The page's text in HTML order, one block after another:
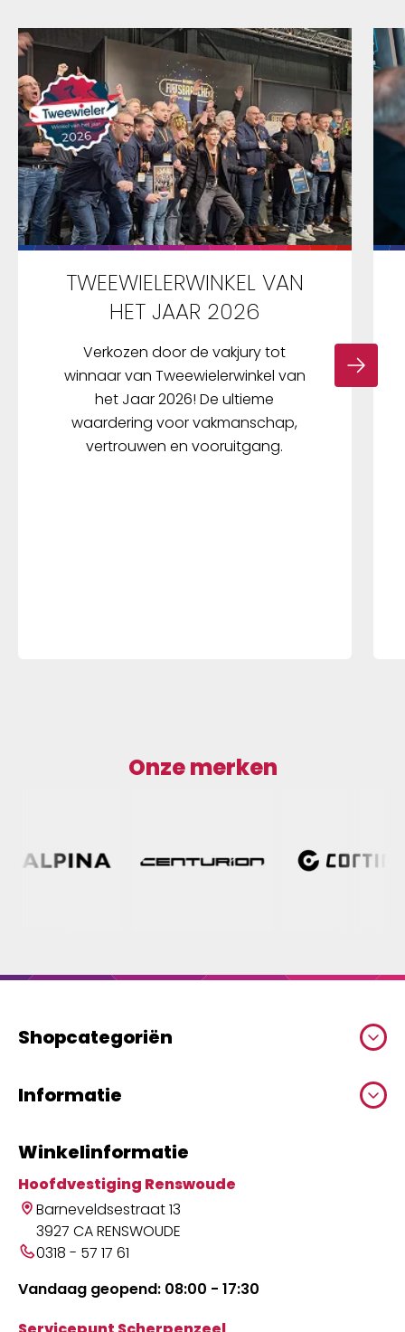
TWEEWIELERWINKEL VAN
HET JAAR 2026
Verkozen door de vakjury tot
winnaar van Tweewielerwinkel van
het Jaar 2026! De ultieme
waardering voor vakmanschap,
vertrouwen en vooruitgang.
Onze merken
Shopcategoriën
Informatie
Winkelinformatie
Hoofdvestiging Renswoude
Barneveldsestraat 13
3927 CA RENSWOUDE
0318 - 57 17 61
Vandaag geopend: 08:00 - 17:30